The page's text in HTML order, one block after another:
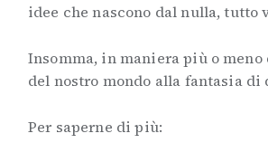
idee che nascono dal nulla,
Insomma, in maniera più o
del nostro mondo alla fantasia di
Per saperne di più: